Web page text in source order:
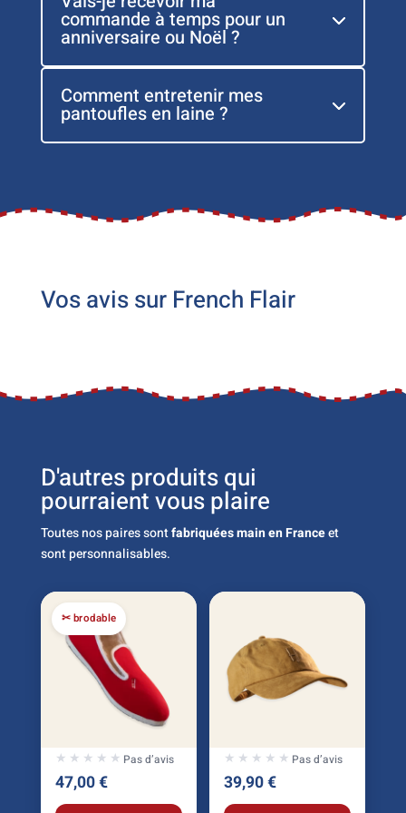
commande à temps pour un
anniversaire ou Noël ?
Comment entretenir mes
pantoufles en laine ?
Vos avis sur French Flair
D'autres produits qui
pourraient vous plaire
Toutes nos paires sontfabriquées main en Franceet
sont personnalisables.
✂ brodable
★★★★★
★★★★★ Pas d’avis
47,00€
★★★★★
★★★★★ Pas d’avis
39,90€